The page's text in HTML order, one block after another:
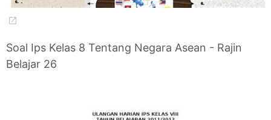
Soal Ips Kelas 8 Tentang Negara Asean - Rajin
Belajar 26